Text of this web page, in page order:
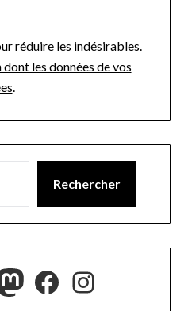
réduire les indésirables.
les données de vos
.
Rechercher
Facebook